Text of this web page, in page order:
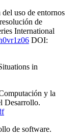
uso de entornos
de
International
DOI:
in
y la
Desarrollo.
de software.